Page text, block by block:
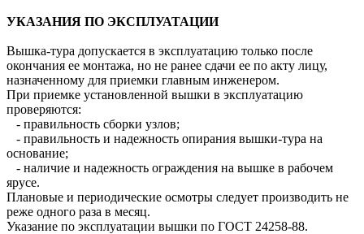
УКАЗАНИЯ ПО ЭКСПЛУАТАЦИИ
Вышка-тура допускается в эксплуатацию только после
окончания ее монтажа, но не ранее сдачи ее по акту лицу,
назначенному для приемки главным инженером.
При приемке установленной вышки в эксплуатацию
проверяются:
- правильность сборки узлов;
- правильность и надежность опирания вышки-тура на
основание;
- наличие и надежность ограждения на вышке в рабочем
ярусе.
Плановые и периодические осмотры следует производить не
реже одного раза в месяц.
Указание по эксплуатации вышки по ГОСТ 24258-88.